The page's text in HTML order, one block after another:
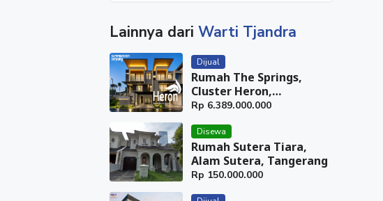
Lainnya dari Warti Tjandra
Dijual
Rumah The Springs,
Cluster Heron,
Summarecon Serpong,
Rp 6.389.000.000
Disewa
Rumah Sutera Tiara,
Alam Sutera, Tangerang
Rp 150.000.000